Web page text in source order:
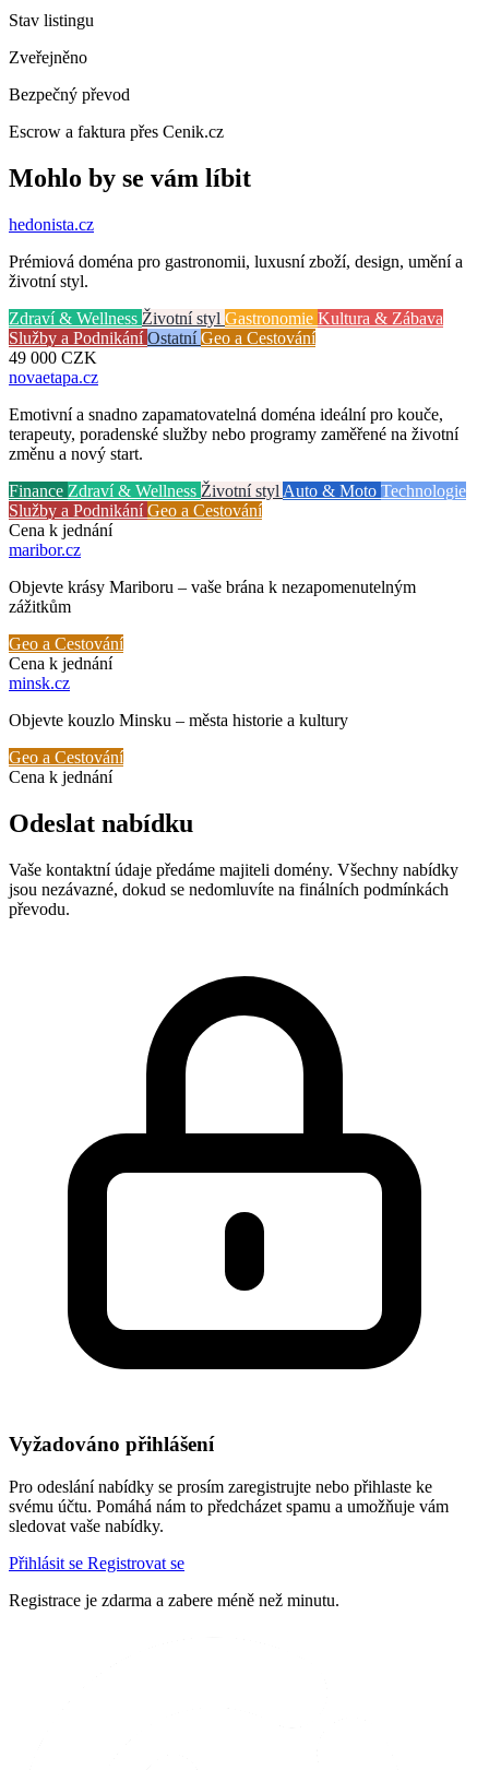
Stav listingu
Zveřejněno
Bezpečný převod
Escrow a faktura přes Cenik.cz
Mohlo by se vám líbit
hedonista.cz
Prémiová doména pro gastronomii, luxusní zboží, design, umění a
životní styl.
Zdraví & Wellness Životní styl Gastronomie Kultura & Zábava
Služby a PodnikáníOstatníGeo a Cestování
49 000 CZK
novaetapa.cz
Emotivní a snadno zapamatovatelná doména ideální pro kouče,
terapeuty, poradenské služby nebo programy zaměřené na životní
změnu a nový start.
Finance Zdraví & Wellness Životní styl Auto & Moto Technologie
Služby a PodnikáníGeo a Cestování
Cena k jednání
maribor.cz
Objevte krásy Mariboru – vaše brána k nezapomenutelným
zážitkům
Geo a Cestování
Cena k jednání
minsk.cz
Objevte kouzlo Minsku – města historie a kultury
Geo a Cestování
Cena k jednání
Odeslat nabídku
Vaše kontaktní údaje předáme majiteli domény. Všechny nabídky
jsou nezávazné, dokud se nedomluvíte na finálních podmínkách
převodu.
Vyžadováno přihlášení
Pro odeslání nabídky se prosím zaregistrujte nebo přihlaste ke
svému účtu. Pomáhá nám to předcházet spamu a umožňuje vám
sledovat vaše nabídky.
Přihlásit se Registrovat se
Registrace je zdarma a zabere méně než minutu.